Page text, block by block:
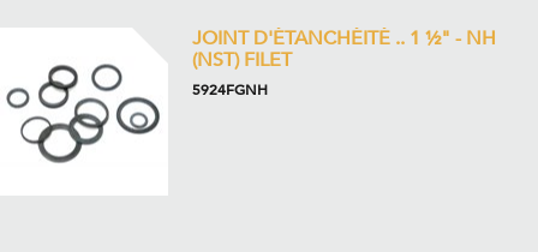
JOINT D'ÉTANCHÉITÉ .. 1 ½" - NH
(NST) FILET
5924FGNH